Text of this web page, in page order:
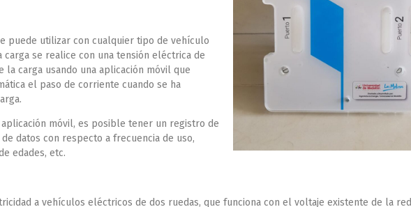
puede utilizar con cualquier tipo de vehículo
se realice con una tensión eléctrica de
la carga usando una aplicación móvil que
el paso de corriente cuando se ha
móvil, es posible tener un registro de
datos con respecto a frecuencia de uso,
edades, etc.
a vehículos eléctricos de dos ruedas, que funciona con el voltaje existente de la red